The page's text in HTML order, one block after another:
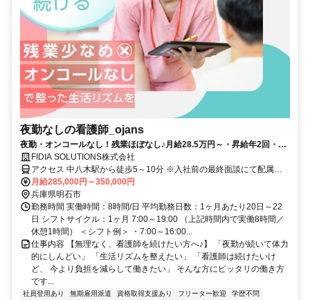
夜勤なしの看護師_ojans
夜勤・オンコールなし！残業ほぼなし♪月給28.5万円～・昇給年2回・賞
与年2回★初年度は賞与年3回★
FIDIA SOLUTIONS株式会社
アクセス 中八木駅から徒歩5～10分 ※入社前の最終面談にて配属先
を決定致します。
月給285,000円～350,000円
兵庫県明石市
勤務時間 実働時間：8時間/日 平均勤務日数：1ヶ月あたり20日～22
日 シフトサイクル：1ヶ月 7:00～19:00 （上記時間内で実働8時間／
休憩1時間） ＜シフト例＞ ・7:00～16:00...
仕事内容 【無理なく、看護師を続けたい方へ♪】 「夜勤が続いて体力
的にしんどい」 「生活リズムを整えたい」 「看護師は続けたいけ
ど、 今より負担を減らして働きたい」 そんな方にピッタリの働き方
です...
社員登用あり 無期雇用派遣 資格取得支援あり フリーター歓迎
学歴不問